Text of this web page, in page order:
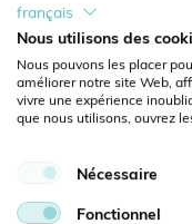
Pas encore client?
Mot de passe
français
Nous utilisons des
Nous pouvons les placer
améliorer notre site Web,
vivre une expérience
que nous utilisons, ouvrez
Nécessaire
Fonctionnel